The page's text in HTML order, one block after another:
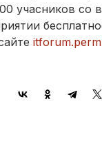
учасников со